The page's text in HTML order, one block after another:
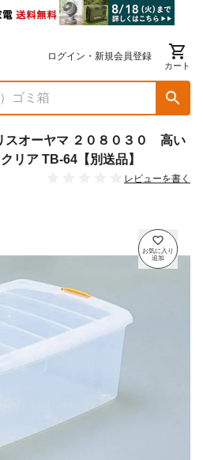
ログイン・新規会員登録
カート
スオーヤマ ２０８０３０ 高い
ア TB-64【別送品】
レビューを書く